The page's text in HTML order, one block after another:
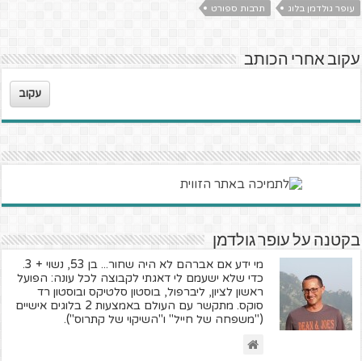
עופר גולדמן בלוג
תרבות ספורט
עקוב אחרי הכותב
עקוב
בקטנה על עופר גולדמן
מי ידע אם אברהם לא היה שחור... בן 53, נשוי + 3.
כדי שלא ישעמם לי דאגתי לקבוצה לכל עונה: הפועל
ראשון לציון, ליברפול, בוסטון סלטיקס ובוסטון רד
סוקס. מתקשר עם העולם באמצעות 2 בלוגים אישיים
("משפחה של חייל" ו"השיקוי של קתרוס").